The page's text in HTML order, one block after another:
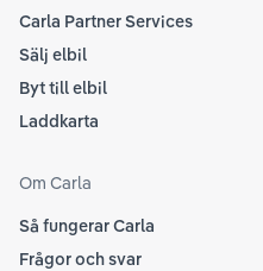
Carla Partner Services
Sälj elbil
Byt till elbil
Laddkarta
Om Carla
Så fungerar Carla
Frågor och svar